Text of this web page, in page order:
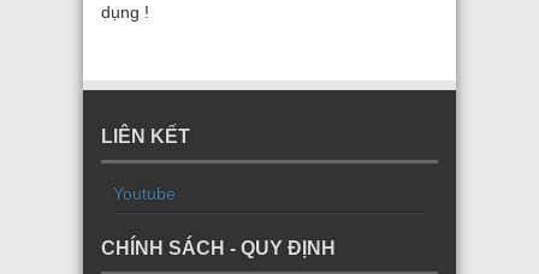
dụng !
LIÊN KẾT
Youtube
CHÍNH SÁCH - QUY ĐỊNH